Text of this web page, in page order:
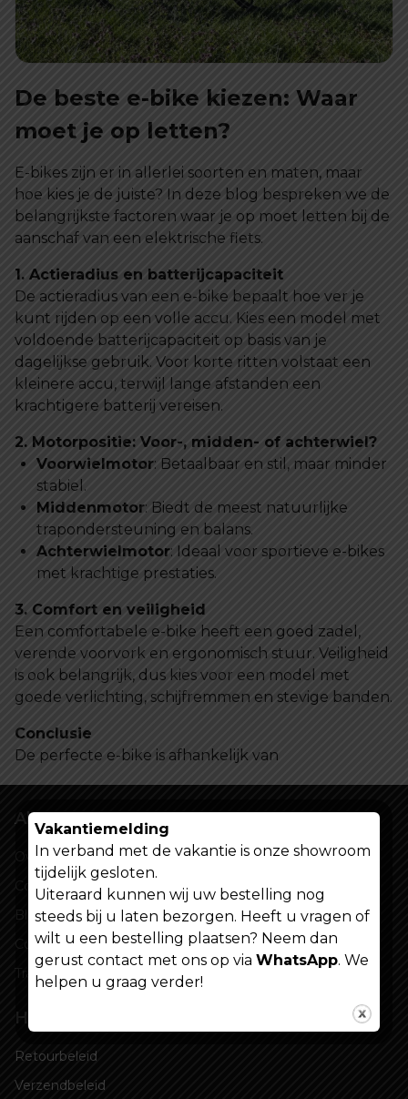
De beste e-bike kiezen: Waar
moet je op letten?
E-bikes zijn er in allerlei soorten en maten, maar
hoe kies je de juiste? In deze blog bespreken we de
belangrijkste factoren waar je op moet letten bij de
aanschaf van een elektrische fiets.
1. Actieradius en batterijcapaciteit
De actieradius van een e-bike bepaalt hoe ver je
kunt rijden op een volle accu. Kies een model met
voldoende batterijcapaciteit op basis van je
dagelijkse gebruik. Voor korte ritten volstaat een
kleinere accu, terwijl lange afstanden een
krachtigere batterij vereisen.
2. Motorpositie: Voor-, midden- of achterwiel?
Voorwielmotor: Betaalbaar en stil, maar minder
stabiel.
Middenmotor: Biedt de meest natuurlijke
trapondersteuning en balans.
Achterwielmotor: Ideaal voor sportieve e-bikes
met krachtige prestaties.
3. Comfort en veiligheid
Een comfortabele e-bike heeft een goed zadel,
verende voorvork en ergonomisch stuur. Veiligheid
is ook belangrijk, dus kies voor een model met
goede verlichting, schijfremmen en stevige banden.
Conclusie
De perfecte e-bike is afhankelijk van
Algemeen
Over ons
Contact
Blogs
Cookiebeleid
Tracking
Handige links
Retourbeleid
Verzendbeleid
Vakantiemelding
In verband met de vakantie is onze showroom
tijdelijk gesloten.
Uiteraard kunnen wij uw bestelling nog
steeds bij u laten bezorgen. Heeft u vragen of
wilt u een bestelling plaatsen? Neem dan
gerust contact met ons op via WhatsApp. We
helpen u graag verder!